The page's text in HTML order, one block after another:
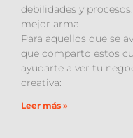
debilidades y
mejor arma.
Para aquellos que se
que comparto estos
ayudarte a ver tu
creativa:
Leer más »